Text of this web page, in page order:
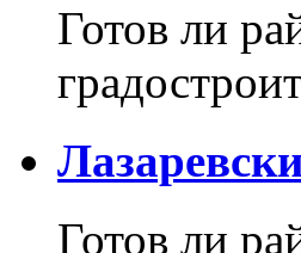
Готов ли
Готов ли